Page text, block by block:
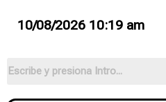
10/08/2026 10:19 am